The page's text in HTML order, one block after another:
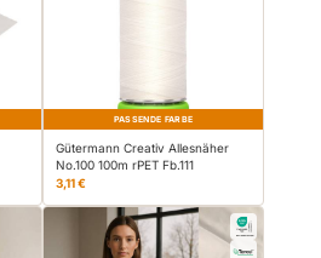
PASSENDE FARBE
Gütermann Creativ Allesnäher
No.100 100m rPET Fb.111
3,11 €